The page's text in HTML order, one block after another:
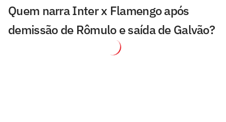
Quem narra Inter x Flamengo após
demissão de Rômulo e saída de Galvão?